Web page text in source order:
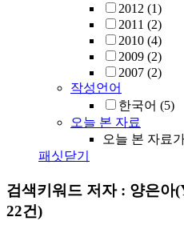
2012 (1)
2011 (2)
2010 (4)
2009 (2)
2007 (2)
작성언어
한국어 (5)
오늘 본 자료
오늘 본 자료
패싯닫기
검색키워드 저자 : 양은아
22건)